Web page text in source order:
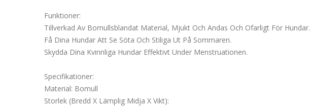
Funktioner:
Tillverkad Av Bomullsblandat Material, Mjukt Och Andas Och Ofarligt För Hundar.
Få Dina Hundar Att Se Söta Och Stiliga Ut På Sommaren.
Skydda Dina Kvinnliga Hundar Effektivt Under Menstruationen.
Specifikationer:
Material: Bomull
Storlek (bredd X Lämplig Midja X Vikt):